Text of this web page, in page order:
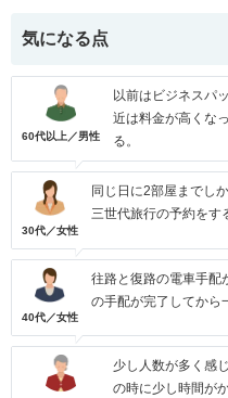
気になる点
60代以上／男性
以前はビジネスパ
近は料金が高くな
る。
30代／女性
同じ日に2部屋までし
三世代旅行の予約をす
40代／女性
往路と復路の電車手配
の手配が完了してから
少し人数が多く感
の時に少し時間が